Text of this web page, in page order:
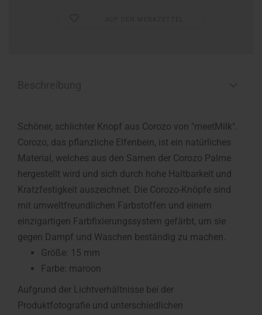
Schöner, schlichter Knopf aus Corozo von "meetMilk".
Corozo, das pflanzliche Elfenbein, ist ein natürliches
Material, welches aus den Samen der Corozo Palme
hergestellt wird und sich durch hohe Haltbarkeit und
Kratzfestigkeit auszeichnet. Die Corozo-Knöpfe sind
mit umweltfreundlichen Farbstoffen und einem
einzigartigen Farbfixierungssystem gefärbt, um sie
gegen Dampf und Waschen beständig zu machen.
Größe: 15 mm
Farbe: maroon
Aufgrund der Lichtverhältnisse bei der
Produktfotografie und unterschiedlichen